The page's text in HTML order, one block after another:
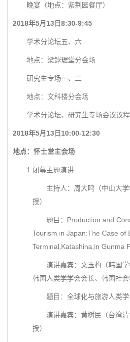
晚宴（地点：紫荆园餐厅）
2018年5月13日8:30-9:45
学术分论坛五、六
地点：梁銶琚堂分会场
研究生专场一、二
地点：文科楼分会场
学术分论坛、研究生专场会议议程
2018年5月13日10:00-12:30
地点：怀士堂主会场
1.闭幕主题演讲
主持人：周大鸣（中山大学
授）
题目：Production and
Tourism in Japan:The Case of
Terminal,Katashina,in Gunma
演讲嘉宾：文玉杓（韩国学
韩国人类学学会会长、韩国社会
题目：全球化与旅游人类学
演讲嘉宾：黄树民（台湾清
授）